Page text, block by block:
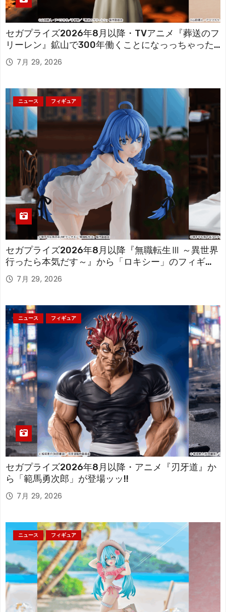
セガプライズ2026年8月以降・TVアニメ『葬送のフ
リーレン』鉱山で300年働くことになっっちゃった
「フリーレン」を立体化！
7月 29, 2026
ニュース フィギュア
セガプライズ2026年8月以降『無職転生Ⅲ ～異世界
行ったら本気だす～』から「ロキシー」のフィギュ
アが登場！
7月 29, 2026
ニュース フィギュア
セガプライズ2026年8月以降・アニメ『刃牙道』か
ら「範馬勇次郎」が登場ッッ!!
7月 29, 2026
ニュース フィギュア